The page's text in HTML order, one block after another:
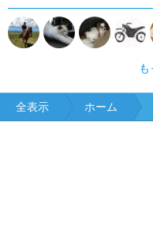
も
全表示 ホーム